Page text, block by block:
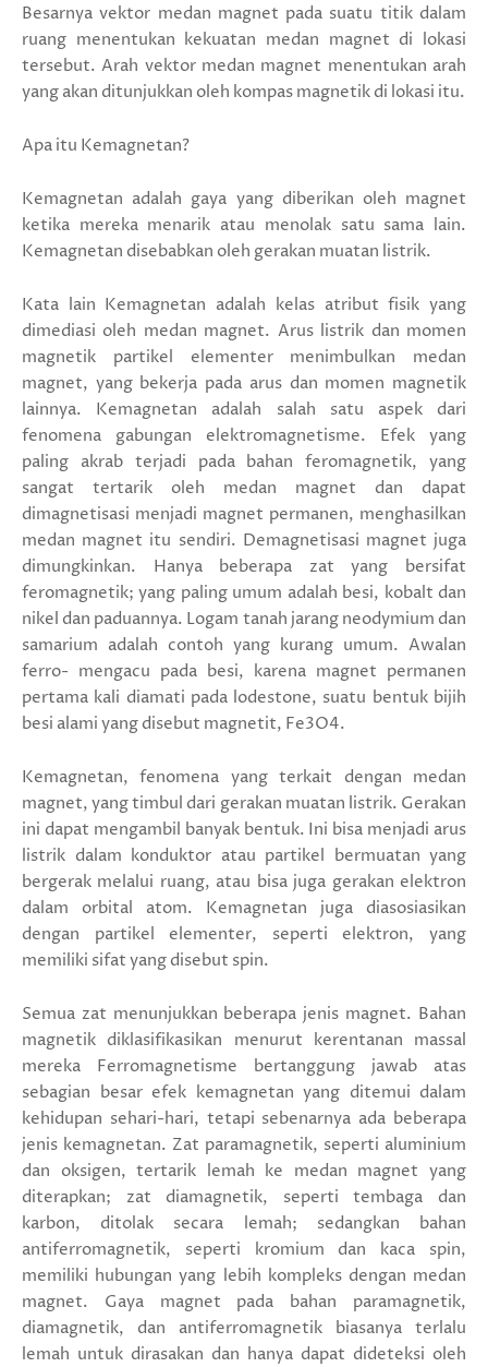
Besarnya vektor medan magnet pada suatu titik dalam
ruang menentukan kekuatan medan magnet di lokasi
tersebut. Arah vektor medan magnet menentukan arah
yang akan ditunjukkan oleh kompas magnetik di lokasi itu.
Apa itu Kemagnetan?
Kemagnetan adalah gaya yang diberikan oleh magnet
ketika mereka menarik atau menolak satu sama lain.
Kemagnetan disebabkan oleh gerakan muatan listrik.
Kata lain Kemagnetan adalah kelas atribut fisik yang
dimediasi oleh medan magnet. Arus listrik dan momen
magnetik partikel elementer menimbulkan medan
magnet, yang bekerja pada arus dan momen magnetik
lainnya. Kemagnetan adalah salah satu aspek dari
fenomena gabungan elektromagnetisme. Efek yang
paling akrab terjadi pada bahan feromagnetik, yang
sangat tertarik oleh medan magnet dan dapat
dimagnetisasi menjadi magnet permanen, menghasilkan
medan magnet itu sendiri. Demagnetisasi magnet juga
dimungkinkan. Hanya beberapa zat yang bersifat
feromagnetik; yang paling umum adalah besi, kobalt dan
nikel dan paduannya. Logam tanah jarang neodymium dan
samarium adalah contoh yang kurang umum. Awalan
ferro- mengacu pada besi, karena magnet permanen
pertama kali diamati pada lodestone, suatu bentuk bijih
besi alami yang disebut magnetit, Fe3O4.
Kemagnetan, fenomena yang terkait dengan medan
magnet, yang timbul dari gerakan muatan listrik. Gerakan
ini dapat mengambil banyak bentuk. Ini bisa menjadi arus
listrik dalam konduktor atau partikel bermuatan yang
bergerak melalui ruang, atau bisa juga gerakan elektron
dalam orbital atom. Kemagnetan juga diasosiasikan
dengan partikel elementer, seperti elektron, yang
memiliki sifat yang disebut spin.
Semua zat menunjukkan beberapa jenis magnet. Bahan
magnetik diklasifikasikan menurut kerentanan massal
mereka Ferromagnetisme bertanggung jawab atas
sebagian besar efek kemagnetan yang ditemui dalam
kehidupan sehari-hari, tetapi sebenarnya ada beberapa
jenis kemagnetan. Zat paramagnetik, seperti aluminium
dan oksigen, tertarik lemah ke medan magnet yang
diterapkan; zat diamagnetik, seperti tembaga dan
karbon, ditolak secara lemah; sedangkan bahan
antiferromagnetik, seperti kromium dan kaca spin,
memiliki hubungan yang lebih kompleks dengan medan
magnet. Gaya magnet pada bahan paramagnetik,
diamagnetik, dan antiferromagnetik biasanya terlalu
lemah untuk dirasakan dan hanya dapat dideteksi oleh